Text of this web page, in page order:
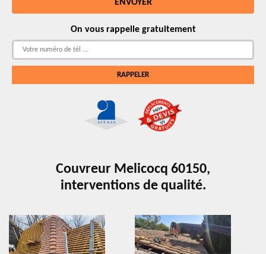
On vous rappelle gratuitement
Couvreur Melicocq 60150,
interventions de qualité.